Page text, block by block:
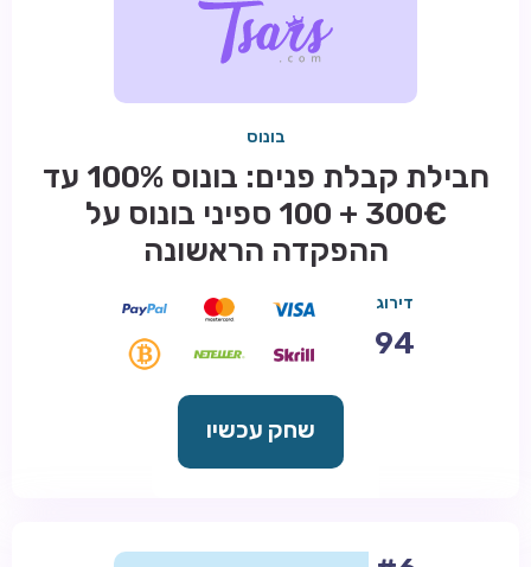
בונוס
חבילת קבלת פנים: בונוס 100% עד
300€ + 100 ספיני בונוס על
ההפקדה הראשונה
דירוג
94
שחק עכשיו